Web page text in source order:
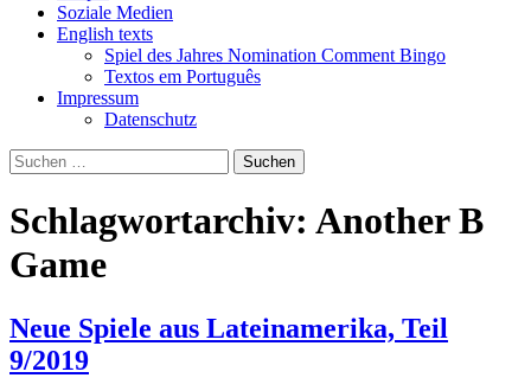
Soziale Medien
English texts
Spiel des Jahres Nomination Comment Bingo
Textos em Português
Impressum
Datenschutz
Suchen
nach:
Schlagwortarchiv: Another B
Game
Neue Spiele aus Lateinamerika, Teil
9/2019